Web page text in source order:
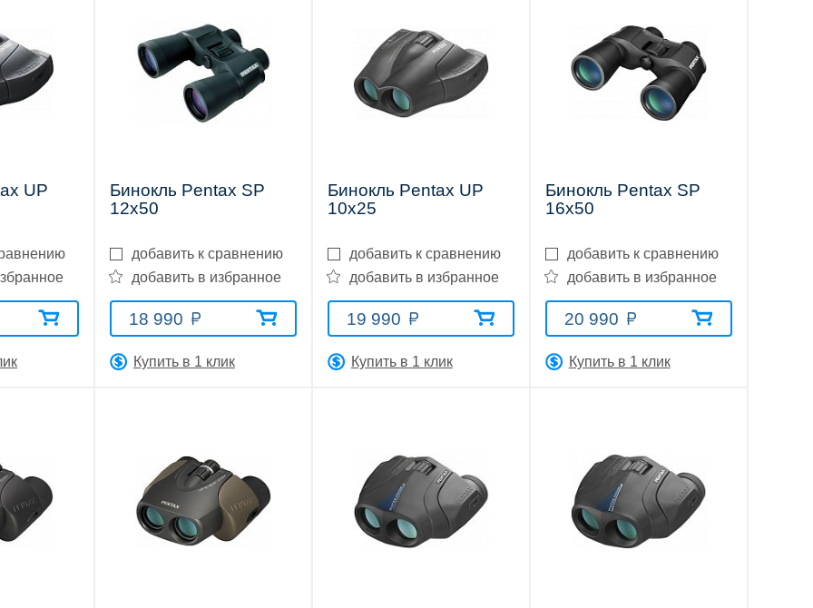
UP
Бинокль Pentax SP
12x50
добавить к сравнению
добавить в избранное
18 990
Купить в 1 клик
Бинокль Pentax UP
10x25
добавить к сравнению
добавить в избранное
19 990
Купить в 1 клик
Бинокль Pentax SP
16x50
добавить к сравнению
добавить в избранное
20 990
Купить в 1 клик